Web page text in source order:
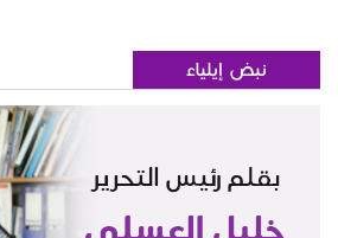
نبض إيلياء